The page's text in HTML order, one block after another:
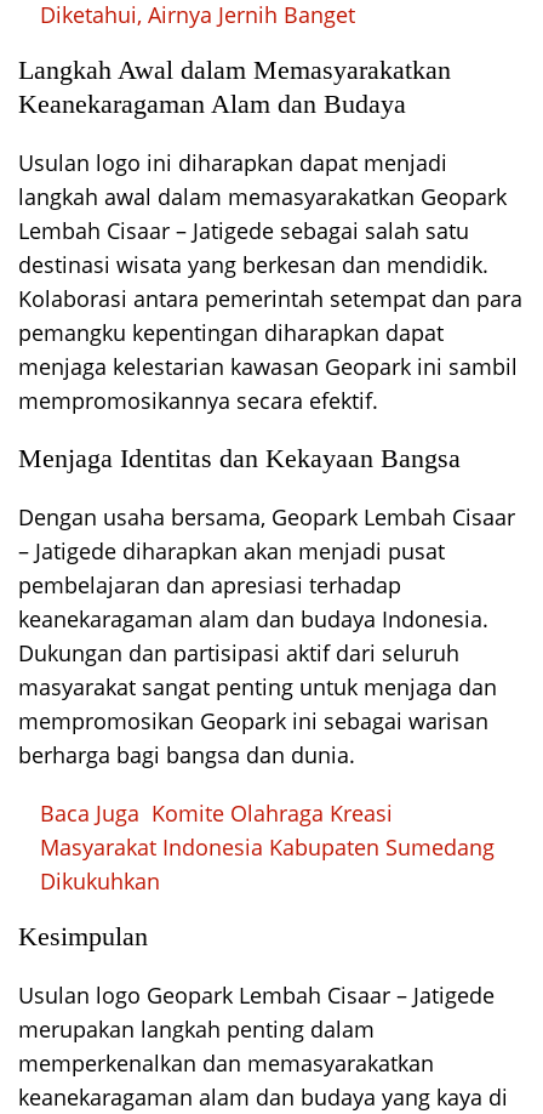
Diketahui, Airnya Jernih Banget
Langkah Awal dalam Memasyarakatkan
Keanekaragaman Alam dan Budaya
Usulan logo ini diharapkan dapat menjadi
langkah awal dalam memasyarakatkan Geopark
Lembah Cisaar – Jatigede sebagai salah satu
destinasi wisata yang berkesan dan mendidik.
Kolaborasi antara pemerintah setempat dan para
pemangku kepentingan diharapkan dapat
menjaga kelestarian kawasan Geopark ini sambil
mempromosikannya secara efektif.
Menjaga Identitas dan Kekayaan Bangsa
Dengan usaha bersama, Geopark Lembah Cisaar
– Jatigede diharapkan akan menjadi pusat
pembelajaran dan apresiasi terhadap
keanekaragaman alam dan budaya Indonesia.
Dukungan dan partisipasi aktif dari seluruh
masyarakat sangat penting untuk menjaga dan
mempromosikan Geopark ini sebagai warisan
berharga bagi bangsa dan dunia.
Baca Juga Komite Olahraga Kreasi
Masyarakat Indonesia Kabupaten Sumedang
Dikukuhkan
Kesimpulan
Usulan logo Geopark Lembah Cisaar – Jatigede
merupakan langkah penting dalam
memperkenalkan dan memasyarakatkan
keanekaragaman alam dan budaya yang kaya di